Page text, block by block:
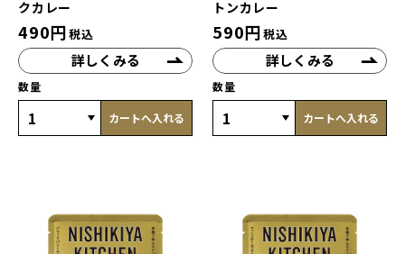
クカレー
490円税込
詳しくみる
数量
カートへ入れる
トンカレー
590円税込
詳しくみる
数量
カートへ入れる